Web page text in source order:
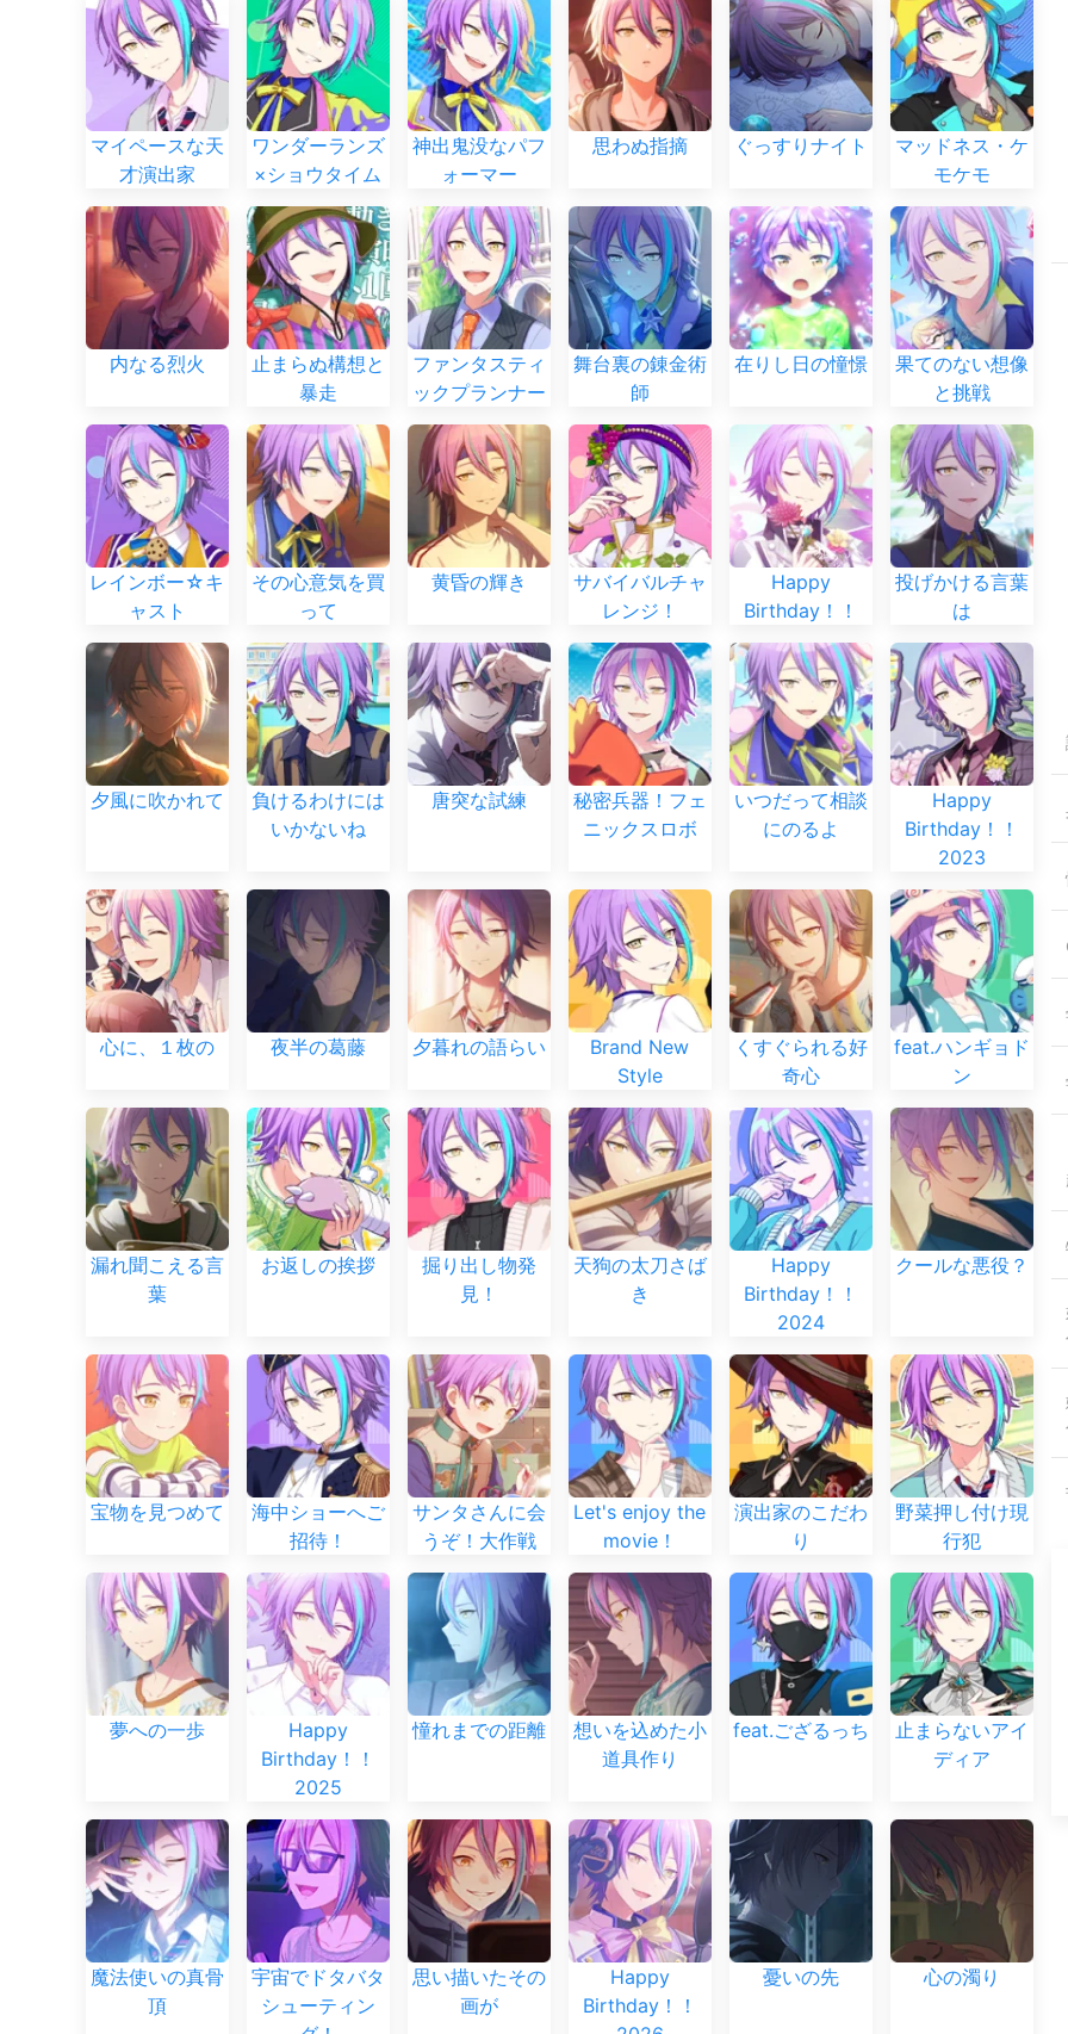
マイペースな天
才演出家
ワンダーランズ
×ショウタイム
神出鬼没なパフ
ォーマー
思わぬ指摘 ぐっすりナイト
マッドネス・ケ
モケモ
内なる烈火
止まらぬ構想と
暴走
ファンタスティ
ックプランナー
舞台裏の錬金術
師
在りし日の憧憬
果てのない想像
と挑戦
レインボー☆キ
ャスト
その心意気を買
って
黄昏の輝き
サバイバルチャ
レンジ！
Happy
Birthday！！
投げかける言葉
は
夕風に吹かれて
負けるわけには
いかないね
唐突な試練
秘密兵器！フェ
ニックスロボ
いつだって相談
にのるよ
Happy
Birthday！！
2023
心に、１枚の 夜半の葛藤 夕暮れの語らい
Brand New
Style
くすぐられる好
奇心
feat.ハンギョド
ン
漏れ聞こえる言
葉
お返しの挨拶
掘り出し物発
見！
天狗の太刀さば
き
Happy
Birthday！！
2024
クールな悪役？
宝物を見つめて
海中ショーへご
招待！
サンタさんに会
うぞ！大作戦
Let's enjoy the
movie！
演出家のこだわ
り
野菜押し付け現
行犯
夢への一歩
Happy
Birthday！！
2025
憧れまでの距離
想いを込めた小
道具作り
feat.ござるっち
止まらないアイ
ディア
魔法使いの真骨
頂
宇宙でドタバタ
シューティン
思い描いたその
画が
Happy
Birthday！！
憂いの先 心の濁り